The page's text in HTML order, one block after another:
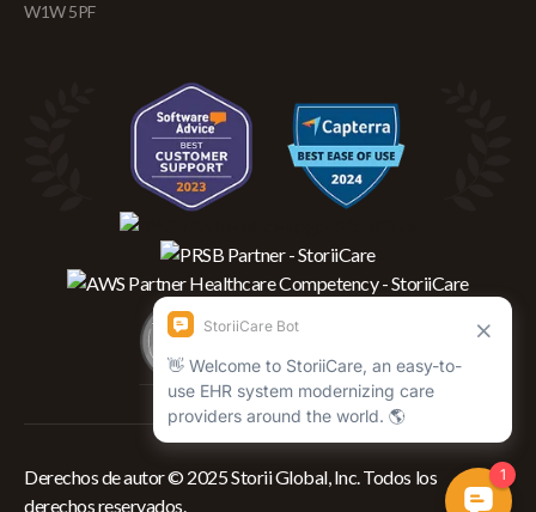
W1W 5PF
Derechos de autor © 2025 Storii Global, Inc. Todos los
derechos reservados.